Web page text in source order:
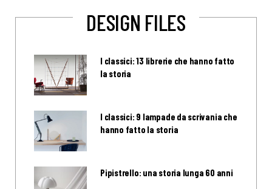
DESIGN FILES
I classici: 13 librerie che hanno fatto
la storia
I classici: 9 lampade da scrivania che
hanno fatto la storia
Pipistrello: una storia lunga 60 anni